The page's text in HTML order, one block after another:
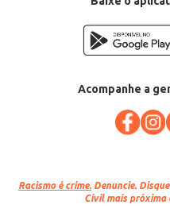
Acompanhe a
Racismo é crime. Denuncie.
Civil mais próxima